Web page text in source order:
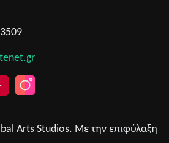
Arts Studios. Με την επιφύλαξη